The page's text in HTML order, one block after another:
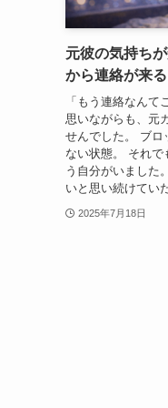
元彼の気持ち
から連絡が来
「もう連絡なん
思いながらも、元
せんでした。 ブロ
ない状態。 それで
う自分がいました
いと思い続けてい
2025年7月18日